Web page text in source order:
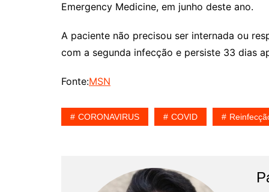
Emergency Medicine, em junho deste ano.
A paciente não precisou ser internada ou
com a segunda infecção e persiste 33 dias
Fonte:MSN
CORONAVIRUS COVID